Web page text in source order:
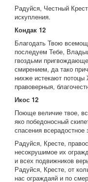
Радуйся, Честный
искупления.
Кондак 12
Благодать Твою
последуем Тебе,
гвоздьми
смирением, да тако
нихже истекают
правоверныя,
Икос 12
Поюще величие твое,
яко победоносный
спасения
Радуйся, Кресте,
несокрушимое их
и всех подвижников
Радуйся, Кресте, от
нас ограждаяй и по